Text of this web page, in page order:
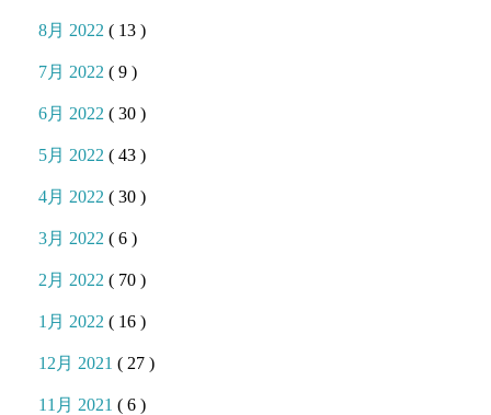
8月 2022( 13 )
7月 2022( 9 )
6月 2022( 30 )
5月 2022( 43 )
4月 2022( 30 )
3月 2022( 6 )
2月 2022( 70 )
1月 2022( 16 )
12月 2021( 27 )
11月 2021( 6 )